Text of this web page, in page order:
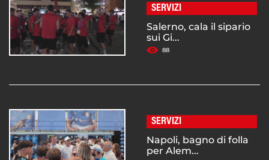
SERVIZI
Salerno, cala il sipario
sui Gi...
88
SERVIZI
Napoli, bagno di folla
per Alem...